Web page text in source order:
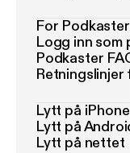
For
Logg inn som
Podkaster
Lytt på iPhone
Lytt på
Lytt på nettet